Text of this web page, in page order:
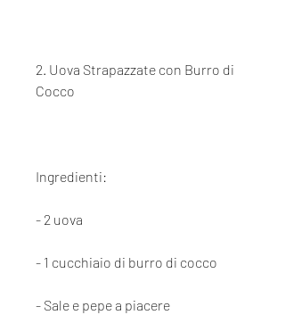
2. Uova Strapazzate con Burro di
Cocco
Ingredienti:
- 2 uova
- 1 cucchiaio di burro di cocco
- Sale e pepe a piacere